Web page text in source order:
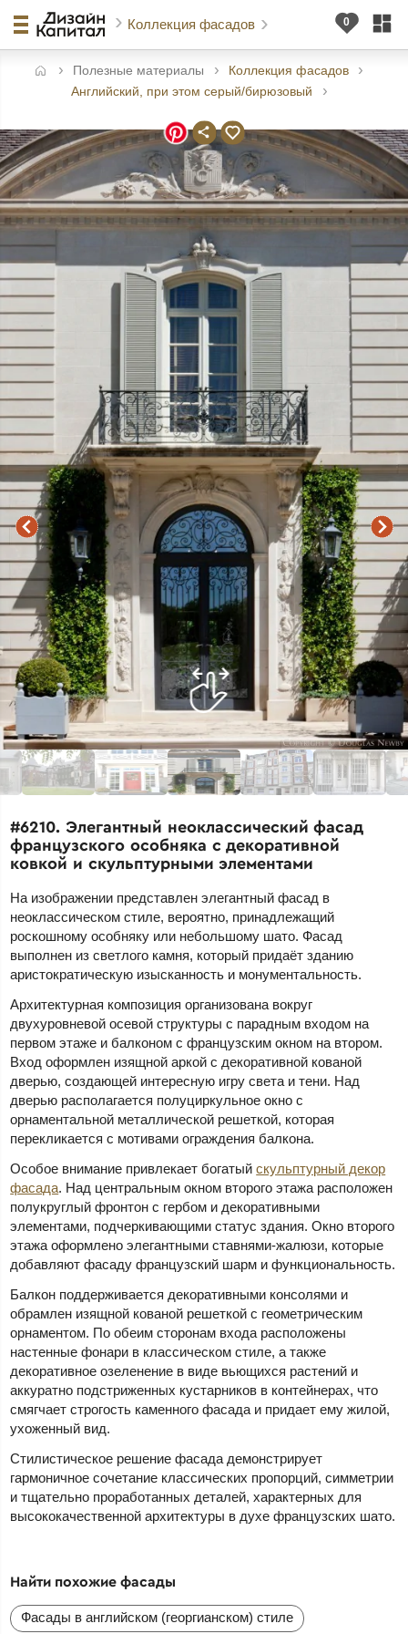
Коллекция фасадов
Полезные материалы
Коллекция фасадов
Английский, при этом серый/бирюзовый
#6210. Элегантный неоклассический фасад
французского особняка с декоративной
ковкой и скульптурными элементами
На изображении представлен элегантный фасад в
неоклассическом стиле, вероятно, принадлежащий
роскошному особняку или небольшому шато. Фасад
выполнен из светлого камня, который придаёт зданию
аристократическую изысканность и монументальность.
Архитектурная композиция организована вокруг
двухуровневой осевой структуры с парадным входом на
первом этаже и балконом с французским окном на втором.
Вход оформлен изящной аркой с декоративной кованой
дверью, создающей интересную игру света и тени. Над
дверью располагается полуциркульное окно с
орнаментальной металлической решеткой, которая
перекликается с мотивами ограждения балкона.
Особое внимание привлекает богатыйскульптурный декор
фасада. Над центральным окном второго этажа расположен
полукруглый фронтон с гербом и декоративными
элементами, подчеркивающими статус здания. Окно второго
этажа оформлено элегантными ставнями-жалюзи, которые
добавляют фасаду французский шарм и функциональность.
Балкон поддерживается декоративными консолями и
обрамлен изящной кованой решеткой с геометрическим
орнаментом. По обеим сторонам входа расположены
настенные фонари в классическом стиле, а также
декоративное озеленение в виде вьющихся растений и
аккуратно подстриженных кустарников в контейнерах, что
смягчает строгость каменного фасада и придает ему жилой,
ухоженный вид.
Стилистическое решение фасада демонстрирует
гармоничное сочетание классических пропорций, симметрии
и тщательно проработанных деталей, характерных для
высококачественной архитектуры в духе французских шато.
Найти похожие фасады
Фасады в английском (георгианском) стиле